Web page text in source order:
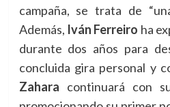
campaña, se trata de
Además, Iván Ferreiro ha
durante dos años para
concluida gira personal y
Zahara continuará con